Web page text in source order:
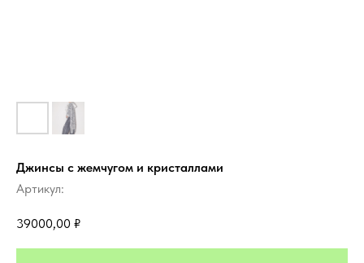
Джинсы с жемчугом и кристаллами
Артикул:
39000,00 ₽